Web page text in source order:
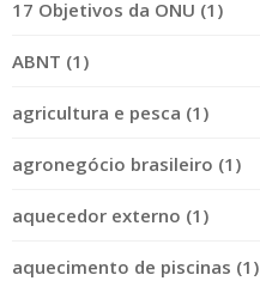
17 Objetivos da ONU (1)
ABNT (1)
agricultura e pesca (1)
agronegócio brasileiro (1)
aquecedor externo (1)
aquecimento de piscinas (1)